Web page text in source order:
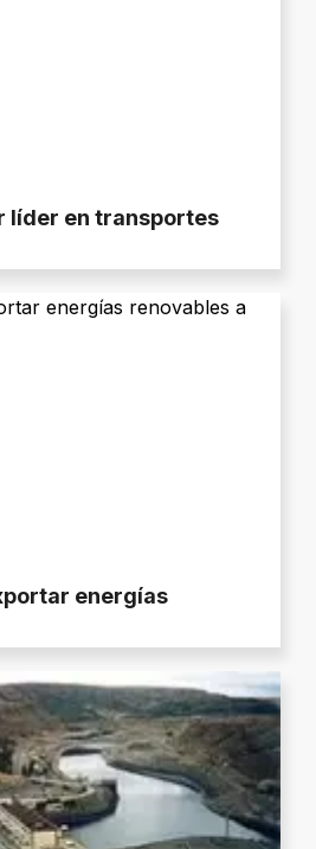
líder en transportes
energías